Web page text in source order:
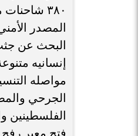
المصدر
إنسانيه
مواصله
الجرحي
الفلسطينين
فتح معبر